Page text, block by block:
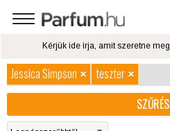
Jessica Simpson
teszter
SZŰRÉS